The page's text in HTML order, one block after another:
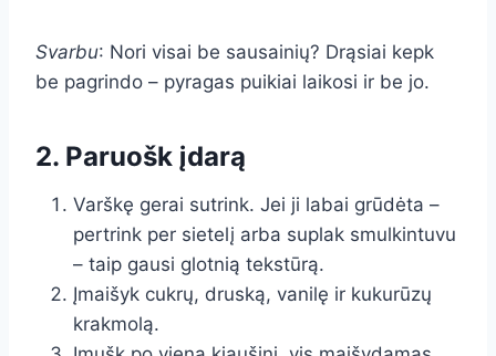
Svarbu: Nori visai be sausainių? Drąsiai kepk
be pagrindo – pyragas puikiai laikosi ir be jo.
2. Paruošk įdarą
Varškę gerai sutrink. Jei ji labai grūdėta –
pertrink per sietelį arba suplak smulkintuvu
– taip gausi glotnią tekstūrą.
Įmaišyk cukrų, druską, vanilę ir kukurūzų
krakmolą.